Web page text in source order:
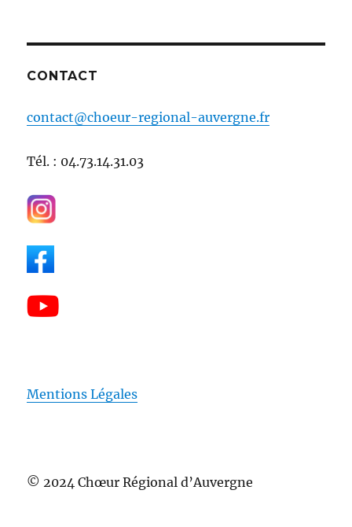
CONTACT
contact@choeur-regional-auvergne.fr
Tél. : 04.73.14.31.03
Mentions Légales
© 2024 Chœur Régional d’Auvergne